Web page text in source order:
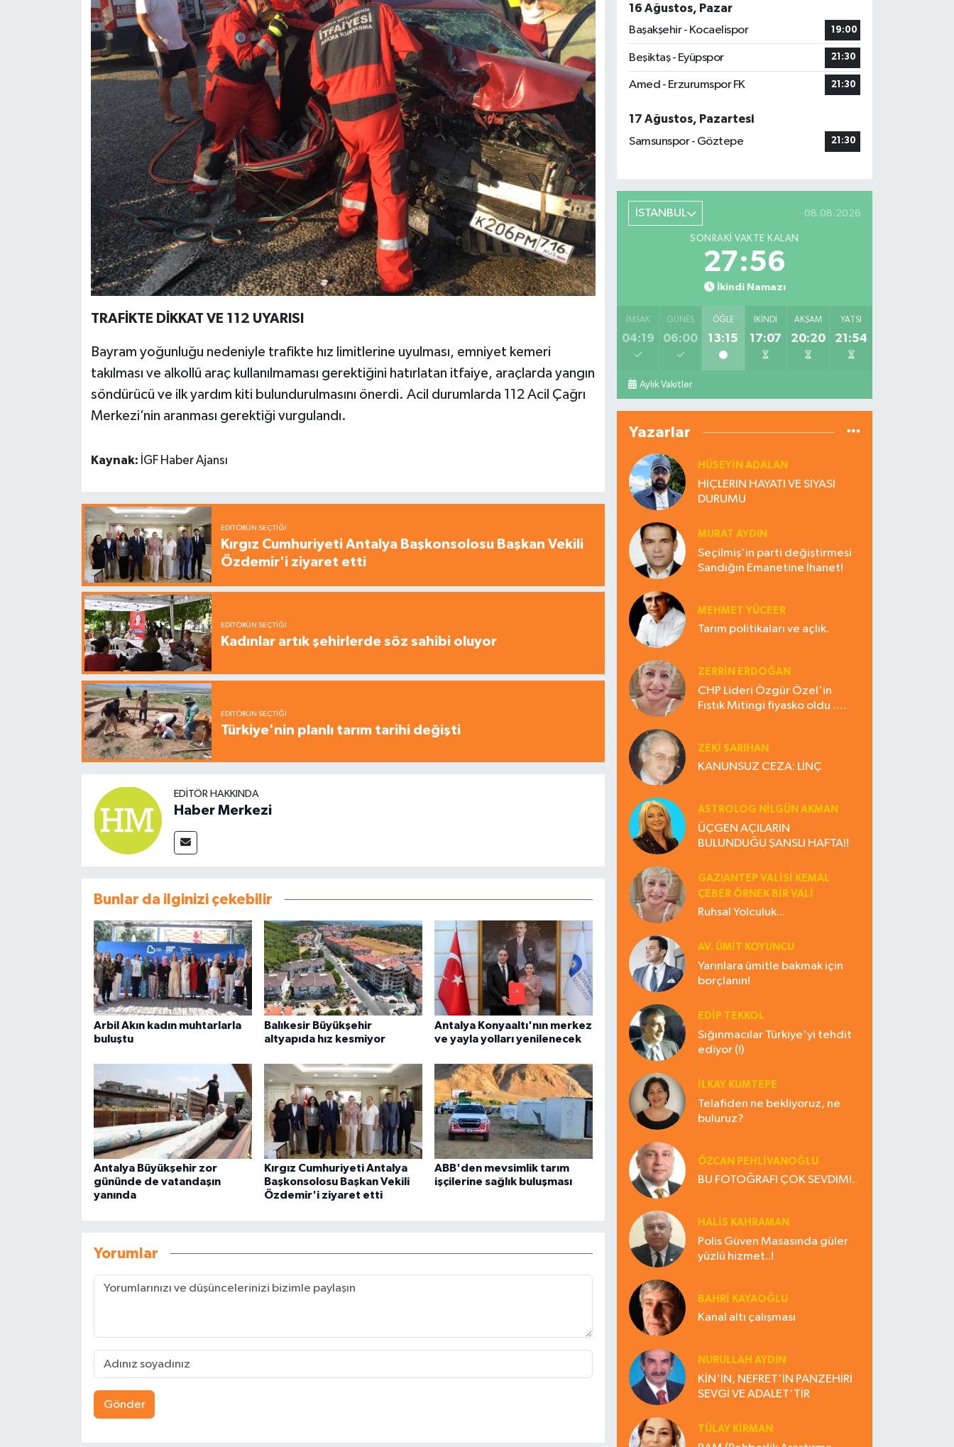
TRAFİKTE DİKKAT VE 112 UYARISI
Bayram yoğunluğu nedeniyle trafikte hız limitlerine uyulması, emniyet kemeri
takılması ve alkollü araç kullanılmaması gerektiğini hatırlatan itfaiye, araçlarda yangın
söndürücü ve ilk yardım kiti bulundurulmasını önerdi. Acil durumlarda 112 Acil Çağrı
Merkezi’nin aranması gerektiği vurgulandı.
Kaynak: İGF Haber Ajansı
EDITÖRÜN SEÇTIĞI
Kırgız Cumhuriyeti Antalya Başkonsolosu Başkan Vekili
Özdemir'i ziyaret etti
EDITÖRÜN SEÇTIĞI
Kadınlar artık şehirlerde söz sahibi oluyor
EDITÖRÜN SEÇTIĞI
Türkiye'nin planlı tarım tarihi değişti
EDITÖR HAKKINDA
Haber Merkezi
Bunlar da ilginizi çekebilir
Arbil Akın kadın muhtarlarla
buluştu
Balıkesir Büyükşehir
altyapıda hız kesmiyor
Antalya Konyaaltı'nın merkez
ve yayla yolları yenilenecek
Antalya Büyükşehir zor
gününde de vatandaşın
yanında
Kırgız Cumhuriyeti Antalya
Başkonsolosu Başkan Vekili
Özdemir'i ziyaret etti
ABB'den mevsimlik tarım
işçilerine sağlık buluşması
Yorumlar
Gönder
16 Ağustos, Pazar
Başakşehir - Kocaelispor
19:00
Beşiktaş - Eyüpspor 21:30
Amed - Erzurumspor FK 21:30
17 Ağustos, Pazartesi
Samsunspor - Göztepe
21:30
İSTANBUL 08.08.2026
SONRAKI VAKTE KALAN
27:55
İkindi Namazı
İMSAK
04:19
GÜNEŞ
06:00
ÖĞLE
13:15
İKINDI
17:07
AKŞAM
20:20
YATSI
21:54
Aylık Vakitler
Yazarlar
HÜSEYIN ADALAN
HİÇLERİN HAYATI VE SİYASİ
DURUMU
MURAT AYDIN
Seçilmiş'in parti değiştirmesi
Sandığın Emanetine İhanet!
MEHMET YÜCEER
Tarım politikaları ve açlık.
ZERRIN ERDOĞAN
CHP Lideri Özgür Özel'in
Fıstık Mitingi fiyasko oldu .
ZEKI SARIHAN
KANUNSUZ CEZA: LİNÇ
ASTROLOG NILGÜN AKMAN
ÜÇGEN AÇILARIN
BULUNDUĞU ŞANSLI HAFTA!!
GAZIANTEP VALISI KEMAL
ÇEBER ÖRNEK BİR VALİ
Ruhsal Yolculuk...
AV. ÜMIT KOYUNCU
Yarınlara ümitle bakmak için
borçlanın!
EDIP TEKKOL
Sığınmacılar Türkiye'yi tehdit
ediyor (!)
İLKAY KUMTEPE
Telafiden ne bekliyoruz, ne
buluruz?
ÖZCAN PEHLİVANOĞLU
BU FOTOĞRAFI ÇOK SEVDİM!..
HALIS KAHRAMAN
Polis Güven Masasında güler
yüzlü hizmet..!
BAHRI KAYAOĞLU
Kanal altı çalışması
NURULLAH AYDIN
KİN'İN, NEFRET'İN PANZEHİRİ
SEVGİ VE ADALET'TİR
TÜLAY KİRMAN